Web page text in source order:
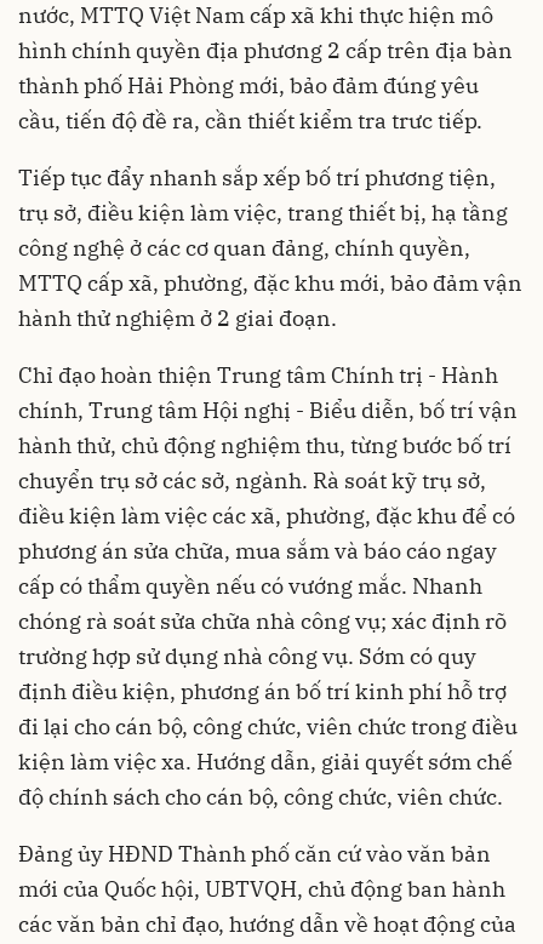
nước, MTTQ Việt Nam cấp xã khi thực hiện mô
hình chính quyền địa phương 2 cấp trên địa bàn
thành phố Hải Phòng mới, bảo đảm đúng yêu
cầu, tiến độ đề ra, cần thiết kiểm tra trưc tiếp.
Tiếp tục đẩy nhanh sắp xếp bố trí phương tiện,
trụ sở, điều kiện làm việc, trang thiết bị, hạ tầng
công nghệ ở các cơ quan đảng, chính quyền,
MTTQ cấp xã, phường, đặc khu mới, bảo đảm vận
hành thử nghiệm ở 2 giai đoạn.
Chỉ đạo hoàn thiện Trung tâm Chính trị - Hành
chính, Trung tâm Hội nghị - Biểu diễn, bố trí vận
hành thử, chủ động nghiệm thu, từng bước bố trí
chuyển trụ sở các sở, ngành. Rà soát kỹ trụ sở,
điều kiện làm việc các xã, phường, đặc khu để có
phương án sửa chữa, mua sắm và báo cáo ngay
cấp có thẩm quyền nếu có vướng mắc. Nhanh
chóng rà soát sửa chữa nhà công vụ; xác định rõ
trường hợp sử dụng nhà công vụ. Sớm có quy
định điều kiện, phương án bố trí kinh phí hỗ trợ
đi lại cho cán bộ, công chức, viên chức trong điều
kiện làm việc xa. Hướng dẫn, giải quyết sớm chế
độ chính sách cho cán bộ, công chức, viên chức.
Đảng ủy HĐND Thành phố căn cứ vào văn bản
mới của Quốc hội, UBTVQH, chủ động ban hành
các văn bản chỉ đạo, hướng dẫn về hoạt động của